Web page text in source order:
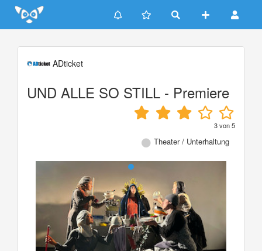
Update cookies preferences
ADticket
UND ALLE SO STILL - Premiere
3von5
Theater / Unterhaltung